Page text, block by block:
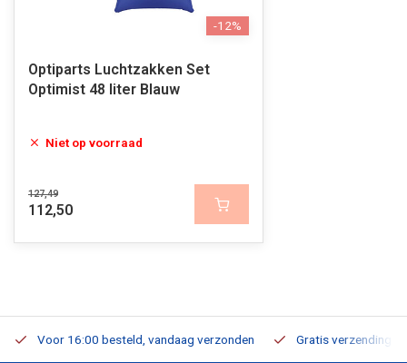
-12%
Optiparts Luchtzakken Set
Optimist 48 liter Blauw
Niet op voorraad
127,49
112,50
Voor 16:00 besteld, vandaag verzonden Gratis verzending